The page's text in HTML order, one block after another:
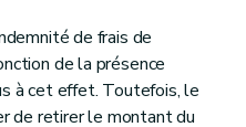
de frais de
de la présence
à cet effet. Toutefois, le
de retirer le montant du